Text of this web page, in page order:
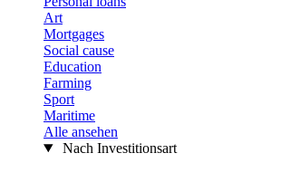
Art
Mortgages
Social cause
Education
Farming
Sport
Maritime
Alle ansehen
Nach Investitionsart